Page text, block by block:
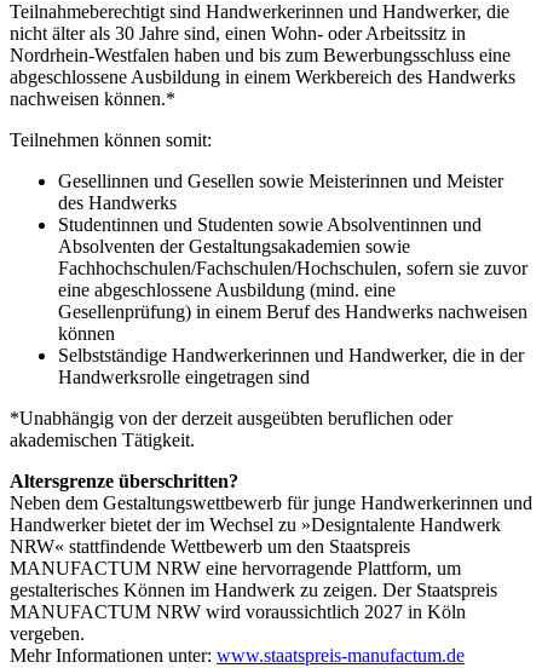
Teilnahmeberechtigt sind Handwerkerinnen und Handwerker, die
nicht älter als 30 Jahre sind, einen Wohn- oder Arbeitssitz in
Nordrhein-Westfalen haben und bis zum Bewerbungsschluss eine
abgeschlossene Ausbildung in einem Werkbereich des Handwerks
nachweisen können.*
Teilnehmen können somit:
Gesellinnen und Gesellen sowie Meisterinnen und Meister
des Handwerks
Studentinnen und Studenten sowie Absolventinnen und
Absolventen der Gestaltungsakademien sowie
Fachhochschulen/Fachschulen/Hochschulen, sofern sie zuvor
eine abgeschlossene Ausbildung (mind. eine
Gesellenprüfung) in einem Beruf des Handwerks nachweisen
können
Selbstständige Handwerkerinnen und Handwerker, die in der
Handwerksrolle eingetragen sind
*Unabhängig von der derzeit ausgeübten beruflichen oder
akademischen Tätigkeit.
Altersgrenze überschritten?
Neben dem Gestaltungswettbewerb für junge Handwerkerinnen und
Handwerker bietet der im Wechsel zu »Designtalente Handwerk
NRW« stattfindende Wettbewerb um den Staatspreis
MANUFACTUM NRW eine hervorragende Plattform, um
gestalterisches Können im Handwerk zu zeigen. Der Staatspreis
MANUFACTUM NRW wird voraussichtlich 2027 in Köln
vergeben.
Mehr Informationen unter: www.staatspreis-manufactum.de